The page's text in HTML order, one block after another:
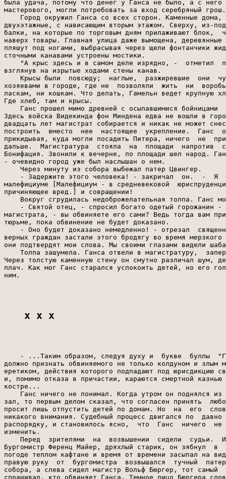
была удача, потому что денег у Ганса не было, а с него
мастерового, могли потребовать за вход серебряный грош.
Город окружил Ганса со всех сторон. Каменные дома,
двухэтажные, с нависающим вторым этажом. Сверху, из-
балки, на которые по торговым дням прилаживают блок,
наверх товары. Главная улица даже вымощена, деревянные
пляшут под ногами, выбрасывая через щели фонтанчики
сточными канавами устроены мостики.
"А крыс здесь и в самом деле изрядно, -  отметил
взглянув на изрытые ходами стены канав.
Крысы были  повсюду;  наглые,  разжиревшие  они
хозяевами в городе, где не  позволяли  жить  ни
ласкам, ни кошкам. Что делать, Гамельн ведет крупную
Где хлеб, там и крысы.
Ганс прошел мимо древней с осыпавшимися бойницами
Здесь войска Видекинда фон Миндена едва не вошли в
двадцать лет магистрат собирается и никак не может
построить  вместо  нее  настоящее  укрепление.  Ганс
прикидывая, куда могли посадить Питера, ничего  не
дальше.  Магистратура  стояла  на  площади  напротив
Бонифация. Звонили к вечерне, по площади шел народ.
- очевидно город уже был наслышан о нем.
    Через минуту из собора выбежал патер Цвингер.
- Задержите этого человека! - закричал  он.  -  Я
малефициуме [Малефициум - в средневековой
причиняющее вред.] и совращении!
Вокруг сгрудилась недоброжелательная толпа. Ганс
- Святой отец, - спросил богато одетый горожанин -
магистрата, - вы обвиняете его сами? Ведь тогда вам
тюрьме, пока обвинение не будет доказано.
- Оно будет доказано немедленно! - отрезал
верных граждан застали этого бродягу во время
они подтвердят мои слова. Мы своими глазами видели
Толпа зашумела. Ганса отвели в магистратуру,
Через толстую каменную стену он смутно различал шум,
плач. Как мог Ганс старался успокоить детей, но его
ним.
x x x
- ...Таким образом, следуя духу и  букве  буллы
должно признать обвиняемого не только колдуном и злым
еретиком, действия которого подпадают под юрисдикцию
и, помимо отказа в причастии, караются смертной
костре...
Ганс ничего не понимал. Когда утром он поднялся из
зал, то первым делом сказал, что согласен принять
просит лишь отпустить детей по домам. Но  на  его
никакого внимания. Судебный процесс двигался по  давно
распорядку, и становилось ясно,  что  Ганс  ничего
изменить.
Перед  зрителями  на  возвышении  сидели  судьи.
Бургомистр Ференц Майер, дряхлый старик, он зябнул
погоде теплом кафтане и время от времени засыпал на
правую руку  от  бургомистра  возвышался  тучный
собора, а слева сидел магистр Вольф Бюргер, тот самый
спрашивал, кто обвиняет Ганса. Темное лицо Бюргера